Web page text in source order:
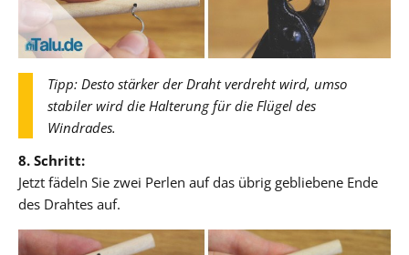
Tipp: Desto stärker der Draht verdreht wird, umso
stabiler wird die Halterung für die Flügel des
Windrades.
8. Schritt:
Jetzt fädeln Sie zwei Perlen auf das übrig gebliebene Ende
des Drahtes auf.